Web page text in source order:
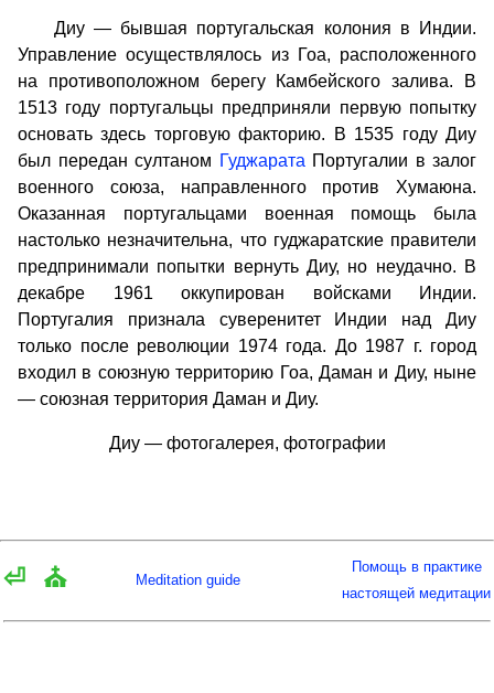
Диу — бывшая португальская колония в Индии.
Управление осуществлялось из Гоа, расположенного
на противоположном берегу Камбейского залива. В
1513 году португальцы предприняли первую попытку
основать здесь торговую факторию. В 1535 году Диу
был передан султаном Гуджарата Португалии в залог
военного союза, направленного против Хумаюна.
Оказанная португальцами военная помощь была
настолько незначительна, что гуджаратские правители
предпринимали попытки вернуть Диу, но неудачно. В
декабре 1961 оккупирован войсками Индии.
Португалия признала суверенитет Индии над Диу
только после революции 1974 года. До 1987 г. город
входил в союзную территорию Гоа, Даман и Диу, ныне
— союзная территория Даман и Диу.
Диу — фотогалерея, фотографии
⏎ ⛪ Meditation guide
Помощь в практике
настоящей медитации